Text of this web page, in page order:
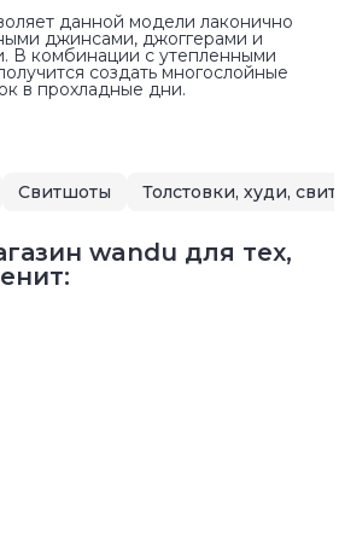
данной модели лаконично
джинсами, джоггерами и
В комбинации с утепленными
создать многослойные
в прохладные дни.
Свитшоты Толстовки, худи,
wandu для тех,